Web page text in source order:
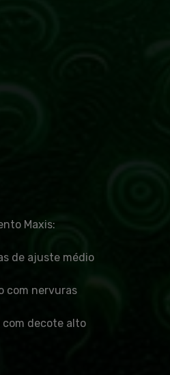
Maxis:
de ajuste médio
com nervuras
decote alto